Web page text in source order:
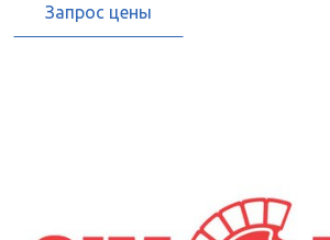
Запрос цены